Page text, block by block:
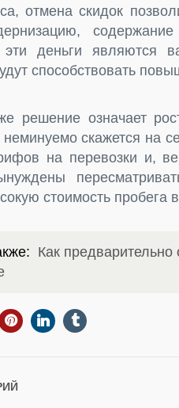
отмена скидок
эти деньги являются
способствовать
решение означает
скажется на
на перевозки и,
стоимость пробега
Как